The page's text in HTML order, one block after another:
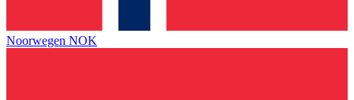
Noorwegen NOK